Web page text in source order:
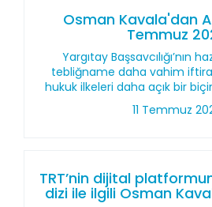
Osman Kavala'dan
Temmuz
Yargıtay Başsavcılığı’nın
tebliğname daha vahim
hukuk ilkeleri daha açık bir
11 Temmuz
TRT’nin dijital
dizi ile ilgili Osman